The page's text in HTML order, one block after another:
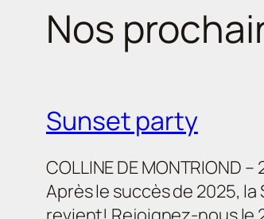
Nos
Sunset party
COLLINE DE MONTRIOND –
Après le succès de 2025,